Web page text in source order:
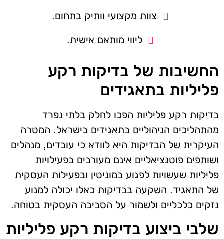
צוות מקצועי וותיק בתחום.
ליווי מותאם אישית.
החשיבות של בדיקות רקע
פליליות בתאגידים
בדיקות רקע פליליות הפכו לחלק בלתי נפרד
מהתהליכים הניהוליים בתאגידים בישראל. המטרה
העיקרית של הבדיקות היא לוודא כי עובדים, מנהלים
ושותפים פוטנציאליים אינם מעורבים בפעילויות
פליליות שעשויות לפגוע במוניטין ובפעילות העסקית
של התאגיד. השקעה בבדיקות כאלו יכולה למנוע
נזקים כלכליים ולשמור על הסביבה העסקית בטוחה.
שלבי ביצוע בדיקות רקע פליליות